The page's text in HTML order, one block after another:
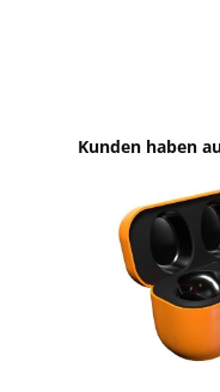
Produktgalerie
Kunden haben